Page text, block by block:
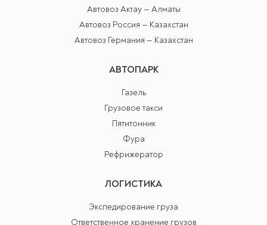
Автовоз Актау — Алматы
Автовоз Россия — Казахстан
Автовоз Германия — Казахстан
АВТОПАРК
Газель
Грузовое такси
Пятитонник
Фура
Рефрижератор
ЛОГИСТИКА
Экспедирование груза
Ответственное хранение грузов